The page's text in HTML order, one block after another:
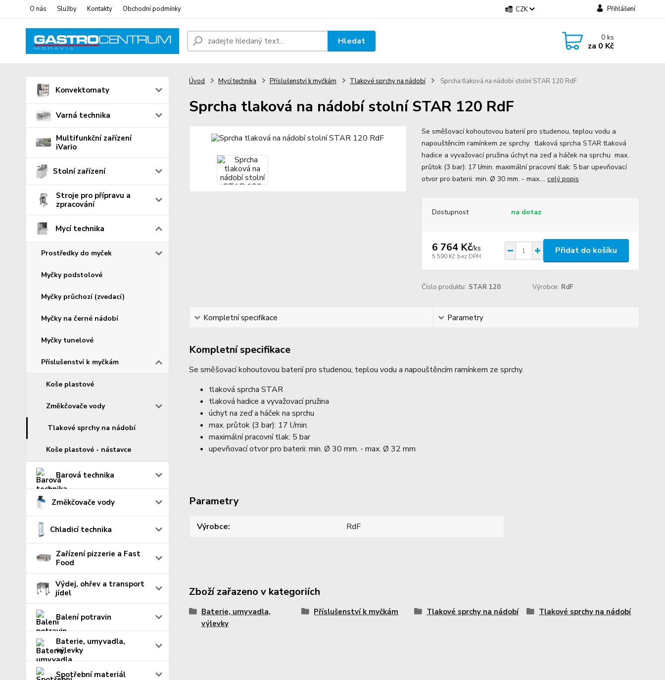
O nás Služby Kontakty Obchodní podmínky CZK Přihlášení
Hledat 0ks
za 0 Kč
Konvektomaty
Varná technika
Multifunkční zařízení
iVario
Stolní zařízení
Stroje pro přípravu a
zpracování
Mycí technika
Prostředky do myček
Myčky podstolové
Myčky průchozí (zvedací)
Myčky na černé nádobí
Myčky tunelové
Příslušenství k myčkám
Koše plastové
Změkčovače vody
Tlakové sprchy na nádobí
Koše plastové - nástavce
Barová technika
Změkčovače vody
Chladicí technika
Zařízení pizzerie a Fast
Food
Výdej, ohřev a transport
jídel
Balení potravin
Baterie, umyvadla,
výlevky
Spotřební materiál
Úvod Mycí technika Příslušenství k myčkám Tlakové sprchy na nádobí Sprcha tlaková na nádobí stolní STAR 120 RdF
Sprcha tlaková na nádobí stolní STAR 120 RdF
Se směšovací kohoutovou baterií pro studenou, teplou vodu a
napouštěncím ramínkem ze sprchy. tlaková sprcha STAR tlaková
hadice a vyvažovací pružina úchyt na zeď a háček na sprchu max.
průtok (3 bar): 17 l/min. maximální pracovní tlak: 5 bar upevňovací
otvor pro baterii: min. Ø 30 mm. - max.... celý popis
Dostupnost na dotaz
6 764 Kč/ks
5 590 Kč bez DPH
Přidat do košíku
Číslo produktu: STAR 120 Výrobce: RdF
Kompletní specifikace Parametry
Kompletní specifikace
Se směšovací kohoutovou baterií pro studenou, teplou vodu a napouštěncím ramínkem ze sprchy.
tlaková sprcha STAR
tlaková hadice a vyvažovací pružina
úchyt na zeď a háček na sprchu
max. průtok (3 bar): 17 l/min.
maximální pracovní tlak: 5 bar
upevňovací otvor pro baterii: min. Ø 30 mm. - max. Ø 32 mm
Parametry
Výrobce RdF
Zboží zařazeno v kategoriích
Baterie, umyvadla,
výlevky
Příslušenství k myčkám Tlakové sprchy na nádobí Tlakové sprchy na nádobí